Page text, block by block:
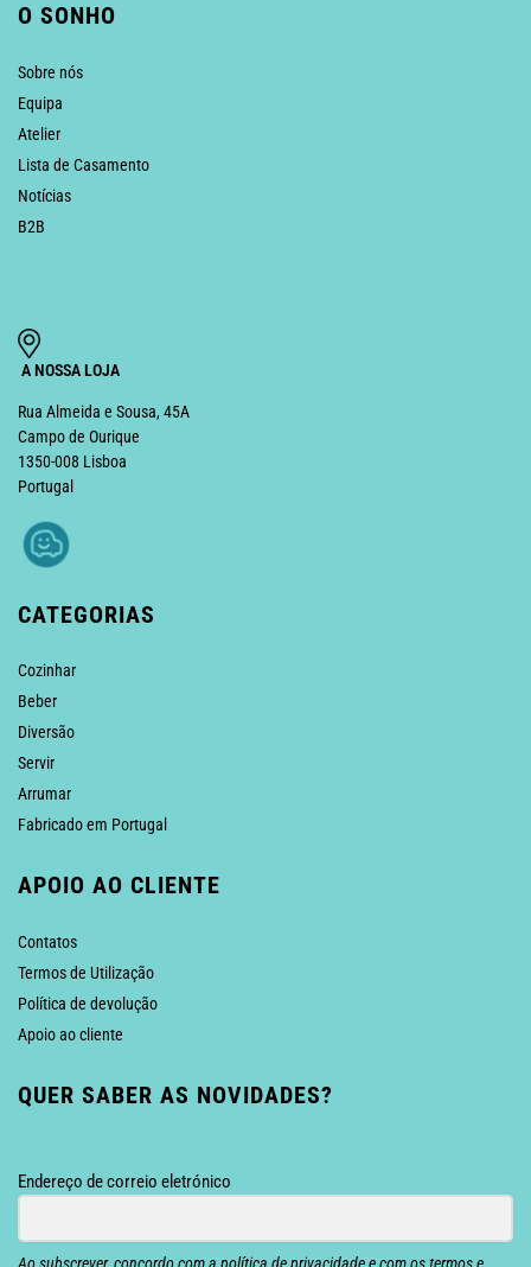
O SONHO
Sobre nós
Equipa
Atelier
Lista de Casamento
Notícias
B2B
A NOSSA LOJA
Rua Almeida e Sousa, 45A
Campo de Ourique
1350-008 Lisboa
Portugal
CATEGORIAS
Cozinhar
Beber
Diversão
Servir
Arrumar
Fabricado em Portugal
APOIO AO CLIENTE
Contatos
Termos de Utilização
Política de devolução
Apoio ao cliente
QUER SABER AS NOVIDADES?
Endereço de correio eletrónico